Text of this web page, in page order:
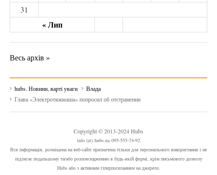
« Лип
31
Весь архів »
hubs. Новини, варті уваги
Влада
Глава «Электротяжмаша» попросил об отстранении
Copyright © 2013-2024 Hubs
info (at) hubs.ua 095-555-74-92
Вся інформація, розміщена на веб-сайті призначена тільки для персонального використання і не
підлягає подальшому та/або розповсюдженню в будь-якій формі, крім письмового дозволу
Hubs або з активним гіперпосиланням на джерело.